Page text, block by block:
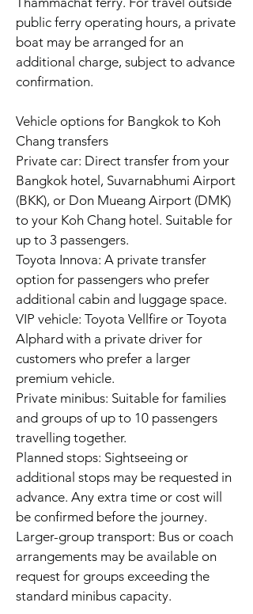
public ferry operating hours, a private
boat may be arranged for an
additional charge, subject to advance
confirmation.
Vehicle options for Bangkok to Koh
Chang transfers
Private car: Direct transfer from your
Bangkok hotel, Suvarnabhumi Airport
(BKK), or Don Mueang Airport (DMK)
to your Koh Chang hotel. Suitable for
up to 3 passengers.
Toyota Innova: A private transfer
option for passengers who prefer
additional cabin and luggage space.
VIP vehicle: Toyota Vellfire or Toyota
Alphard with a private driver for
customers who prefer a larger
premium vehicle.
Private minibus: Suitable for families
and groups of up to 10 passengers
travelling together.
Planned stops: Sightseeing or
additional stops may be requested in
advance. Any extra time or cost will
be confirmed before the journey.
Larger-group transport: Bus or coach
arrangements may be available on
request for groups exceeding the
standard minibus capacity.